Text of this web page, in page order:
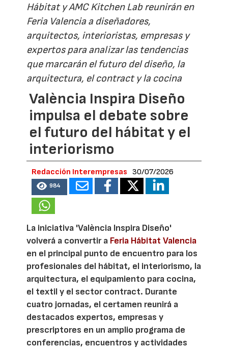
Hábitat y AMC Kitchen Lab reunirán en
Feria Valencia a diseñadores,
arquitectos, interioristas, empresas y
expertos para analizar las tendencias
que marcarán el futuro del diseño, la
arquitectura, el contract y la cocina
València Inspira Diseño
impulsa el debate sobre
el futuro del hábitat y el
interiorismo
Redacción Interempresas 30/07/2026
984
La iniciativa 'València Inspira Diseño'
volverá a convertir a Feria Hábitat Valencia
en el principal punto de encuentro para los
profesionales del hábitat, el interiorismo, la
arquitectura, el equipamiento para cocina,
el textil y el sector contract. Durante
cuatro jornadas, el certamen reunirá a
destacados expertos, empresas y
prescriptores en un amplio programa de
conferencias, encuentros y actividades